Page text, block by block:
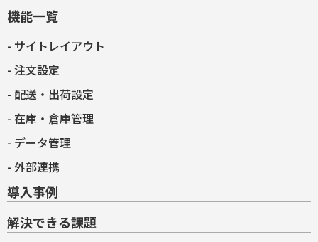
機能一覧
サイトレイアウト
注文設定
配送・出荷設定
在庫・倉庫管理
データ管理
外部連携
導入事例
解決できる課題